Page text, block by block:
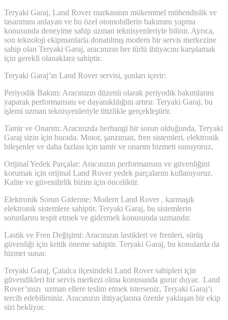
Teryaki Garaj, Land Rover markasının mükemmel mühendislik ve
tasarımını anlayan ve bu özel otomobillerin bakımını yapma
konusunda deneyime sahip uzman teknisyenleriyle bilinir. Ayrıca,
son teknoloji ekipmanlarla donatılmış modern bir servis merkezine
sahip olan Teryaki Garaj, aracınızın her türlü ihtiyacını karşılamak
için gerekli olanaklara sahiptir.
Teryaki Garaj’ın Land Rover servisi, şunları içerir:
Periyodik Bakım: Aracınızın düzenli olarak periyodik bakımlarını
yaparak performansını ve dayanıklılığını artırır. Teryaki Garaj, bu
işlemi uzman teknisyenleriyle titizlikle gerçekleştirir.
Tamir ve Onarım: Aracınızda herhangi bir sorun olduğunda, Teryaki
Garaj sizin için burada. Motor, şanzıman, fren sistemleri, elektronik
bileşenler ve daha fazlası için tamir ve onarım hizmeti sunuyoruz.
Orijinal Yedek Parçalar: Aracınızın performansını ve güvenliğini
korumak için orijinal Land Rover yedek parçalarını kullanıyoruz.
Kalite ve güvenilirlik bizim için önceliktir.
Elektronik Sorun Giderme: Modern Land Rover , karmaşık
elektronik sistemlere sahiptir. Teryaki Garaj, bu sistemlerin
sorunlarını tespit etmek ve gidermek konusunda uzmandır.
Lastik ve Fren Değişimi: Aracınızın lastikleri ve frenleri, sürüş
güvenliği için kritik öneme sahiptir. Teryaki Garaj, bu konularda da
hizmet sunar.
Teryaki Garaj, Çatalca ilçesindeki Land Rover sahipleri için
güvendikleri bir servis merkezi olma konusunda gurur duyar. Land
Rover’ınızı uzman ellere teslim etmek isterseniz, Teryaki Garaj’ı
tercih edebilirsiniz. Aracınızın ihtiyaçlarına özenle yaklaşan bir ekip
sizi bekliyor.